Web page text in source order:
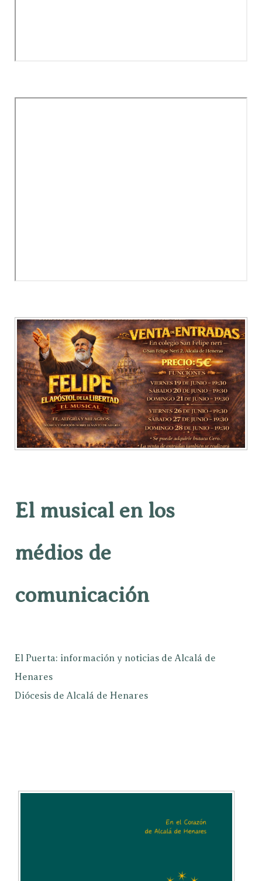
El musical en los
médios de
comunicación
El Puerta: información y noticias de Alcalá de
Henares
Diócesis de Alcalá de Henares